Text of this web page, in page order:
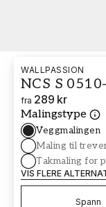
WALLPASSION
NCS S
fra 289 kr
Malingstype
Veggmalingen
Maling til
Takmaling for
VIS FLERE
Spann